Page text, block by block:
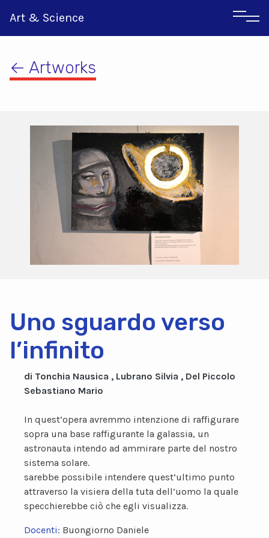
Art & Science
Ιταλικα
← Artworks
Uno sguardo verso
l’infinito
di Tonchia Nausica , Lubrano Silvia , Del Piccolo
Sebastiano Mario
In quest’opera avremmo intenzione di raffigurare
sopra una base raffigurante la galassia, un
astronauta intendo ad ammirare parte del nostro
sistema solare.
sarebbe possibile intendere quest’ultimo punto
attraverso la visiera della tuta dell’uomo la quale
specchierebbe ciò che egli visualizza.
Docenti: Buongiorno Daniele